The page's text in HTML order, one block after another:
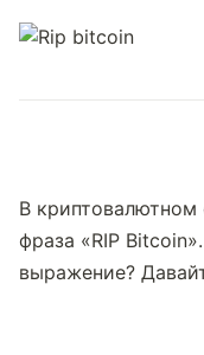
В криптовалютном
фраза «RIP
выражение?